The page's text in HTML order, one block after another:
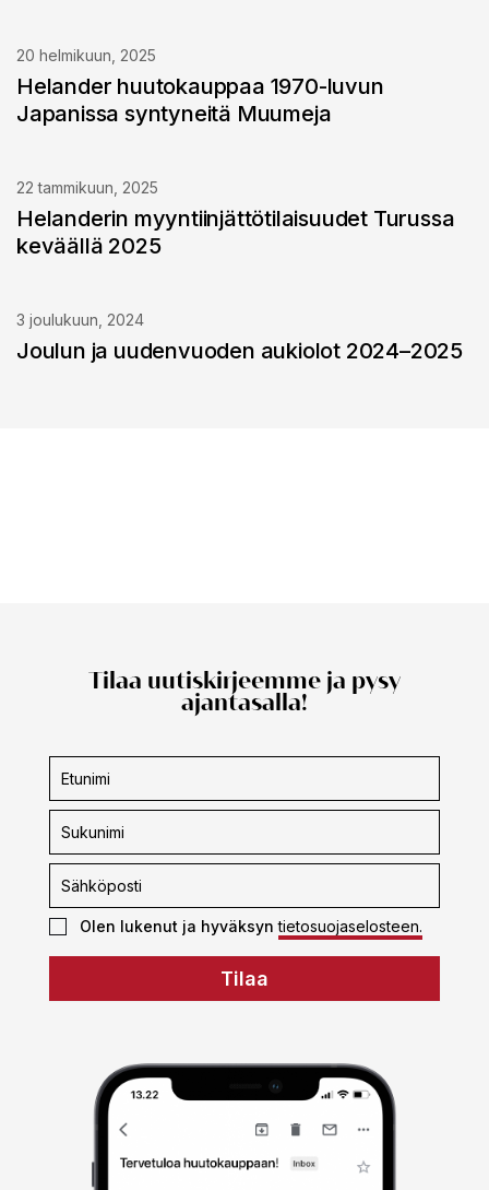
20 helmikuun, 2025
Helander huutokauppaa 1970-luvun
Japanissa syntyneitä Muumeja
22 tammikuun, 2025
Helanderin myyntiinjättötilaisuudet Turussa
keväällä 2025
3 joulukuun, 2024
Joulun ja uudenvuoden aukiolot 2024–2025
Tilaa uutiskirjeemme ja pysy
ajantasalla!
Uutiskirjeen
tilaus
Olen lukenut ja hyväksyntietosuojaselosteen.
Tilaa